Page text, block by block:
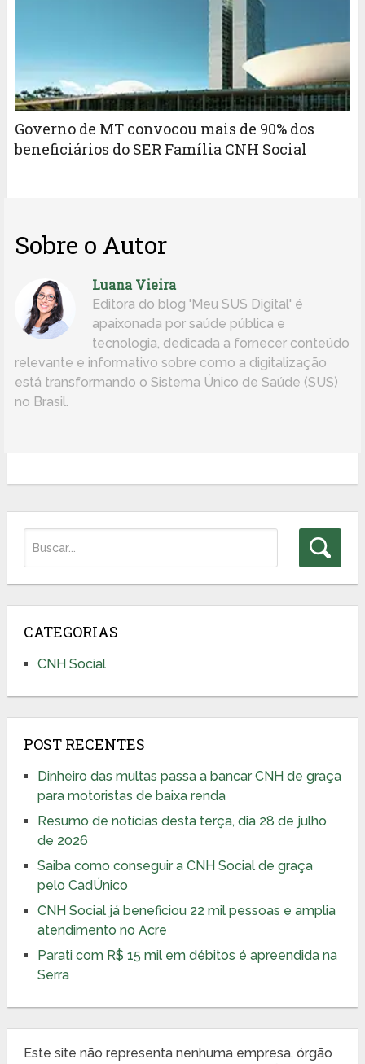
Governo de MT convocou mais de 90% dos
beneficiários do SER Família CNH Social
Sobre o Autor
Luana Vieira
Editora do blog 'Meu SUS Digital' é
apaixonada por saúde pública e
tecnologia, dedicada a fornecer conteúdo
relevante e informativo sobre como a digitalização
está transformando o Sistema Único de Saúde (SUS)
no Brasil.
CATEGORIAS
CNH Social
POST RECENTES
Dinheiro das multas passa a bancar CNH de graça
para motoristas de baixa renda
Resumo de notícias desta terça, dia 28 de julho
de 2026
Saiba como conseguir a CNH Social de graça
pelo CadÚnico
CNH Social já beneficiou 22 mil pessoas e amplia
atendimento no Acre
Parati com R$ 15 mil em débitos é apreendida na
Serra
Este site não representa nenhuma empresa, órgão